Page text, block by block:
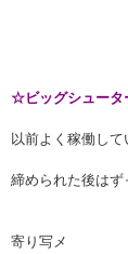
☆ビッグシュー
以前よく稼働し
締められた後は
寄り写メ